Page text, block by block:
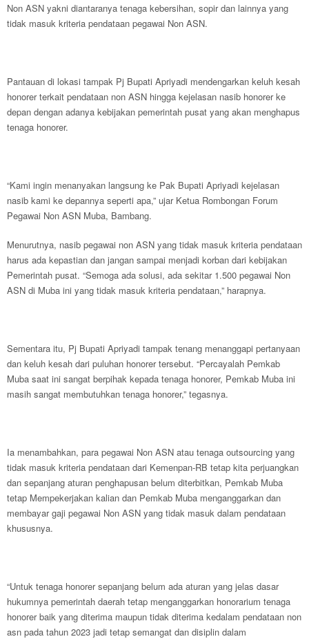
Non ASN yakni diantaranya tenaga kebersihan, sopir dan lainnya yang
tidak masuk kriteria pendataan pegawai Non ASN.
Pantauan di lokasi tampak Pj Bupati Apriyadi mendengarkan keluh kesah
honorer terkait pendataan non ASN hingga kejelasan nasib honorer ke
depan dengan adanya kebijakan pemerintah pusat yang akan menghapus
tenaga honorer.
“Kami ingin menanyakan langsung ke Pak Bupati Apriyadi kejelasan
nasib kami ke depannya seperti apa,” ujar Ketua Rombongan Forum
Pegawai Non ASN Muba, Bambang.
Menurutnya, nasib pegawai non ASN yang tidak masuk kriteria pendataan
harus ada kepastian dan jangan sampai menjadi korban dari kebijakan
Pemerintah pusat. “Semoga ada solusi, ada sekitar 1.500 pegawai Non
ASN di Muba ini yang tidak masuk kriteria pendataan,” harapnya.
Sementara itu, Pj Bupati Apriyadi tampak tenang menanggapi pertanyaan
dan keluh kesah dari puluhan honorer tersebut. “Percayalah Pemkab
Muba saat ini sangat berpihak kepada tenaga honorer, Pemkab Muba ini
masih sangat membutuhkan tenaga honorer,” tegasnya.
Ia menambahkan, para pegawai Non ASN atau tenaga outsourcing yang
tidak masuk kriteria pendataan dari Kemenpan-RB tetap kita perjuangkan
dan sepanjang aturan penghapusan belum diterbitkan, Pemkab Muba
tetap Mempekerjakan kalian dan Pemkab Muba menganggarkan dan
membayar gaji pegawai Non ASN yang tidak masuk dalam pendataan
khususnya.
“Untuk tenaga honorer sepanjang belum ada aturan yang jelas dasar
hukumnya pemerintah daerah tetap menganggarkan honorarium tenaga
honorer baik yang diterima maupun tidak diterima kedalam pendataan non
asn pada tahun 2023 jadi tetap semangat dan disiplin dalam